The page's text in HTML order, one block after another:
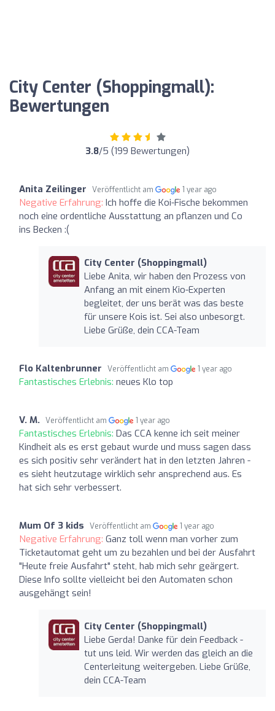
City Center (Shoppingmall):
Bewertungen
3.8/5 (199 Bewertungen)
Anita Zeilinger Veröffentlicht am 1 year ago
Negative Erfahrung: Ich hoffe die Koi-Fische bekommen
noch eine ordentliche Ausstattung an pflanzen und Co
ins Becken :(
City Center (Shoppingmall)
Liebe Anita, wir haben den Prozess von
Anfang an mit einem Kio-Experten
begleitet, der uns berät was das beste
für unsere Kois ist. Sei also unbesorgt.
Liebe Grüße, dein CCA-Team
Flo Kaltenbrunner Veröffentlicht am 1 year ago
Fantastisches Erlebnis: neues Klo top
V. M. Veröffentlicht am 1 year ago
Fantastisches Erlebnis: Das CCA kenne ich seit meiner
Kindheit als es erst gebaut wurde und muss sagen dass
es sich positiv sehr verändert hat in den letzten Jahren -
es sieht heutzutage wirklich sehr ansprechend aus. Es
hat sich sehr verbessert.
Mum Of 3 kids Veröffentlicht am 1 year ago
Negative Erfahrung: Ganz toll wenn man vorher zum
Ticketautomat geht um zu bezahlen und bei der Ausfahrt
"Heute freie Ausfahrt" steht, hab mich sehr geärgert.
Diese Info sollte vielleicht bei den Automaten schon
ausgehängt sein!
City Center (Shoppingmall)
Liebe Gerda! Danke für dein Feedback -
tut uns leid. Wir werden das gleich an die
Centerleitung weitergeben. Liebe Grüße,
dein CCA-Team